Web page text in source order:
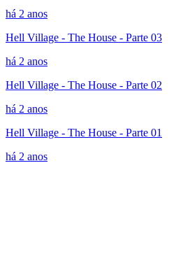
há 2 anos
Hell Village - The House - Parte 03
há 2 anos
Hell Village - The House - Parte 02
há 2 anos
Hell Village - The House - Parte 01
há 2 anos